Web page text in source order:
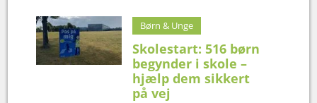
Børn & Unge
Skolestart: 516 børn
begynder i skole –
hjælp dem sikkert
på vej